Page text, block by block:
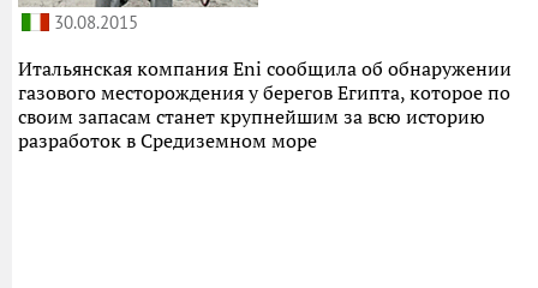
30.08.2015
Итальянская компания Eni сообщила об обнаружении
газового месторождения у берегов Египта, которое по
своим запасам станет крупнейшим за всю историю
разработок в Средиземном море